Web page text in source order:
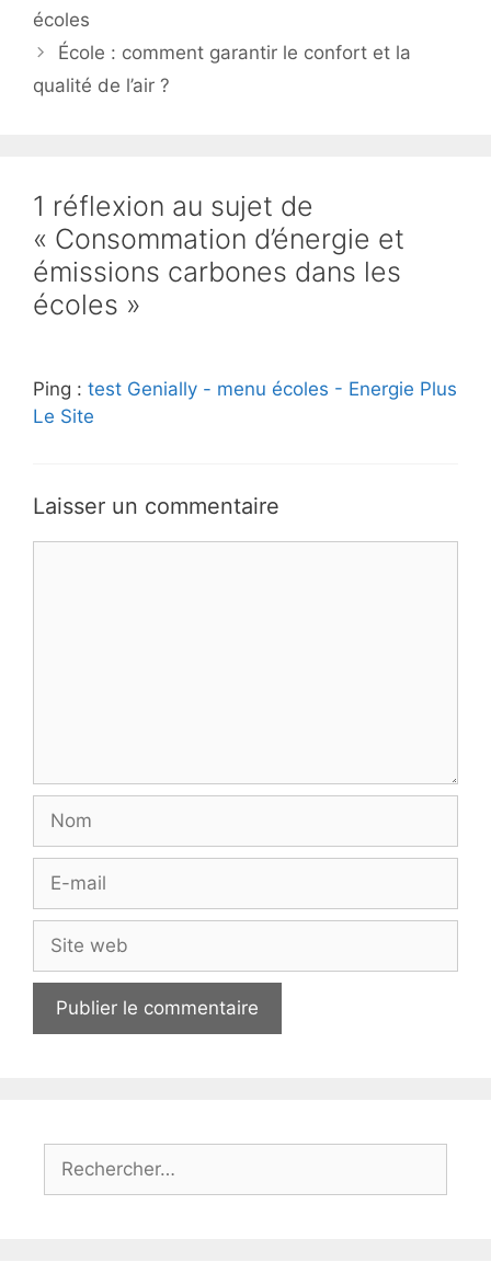
écoles
École : comment garantir le confort et la
qualité de l’air ?
1 réflexion au sujet de
« Consommation d’énergie et
émissions carbones dans les
écoles »
Ping : test Genially - menu écoles - Energie Plus
Le Site
Laisser un commentaire
mail
web